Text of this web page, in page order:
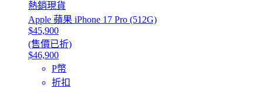
熱銷現貨
Apple 蘋果 iPhone 17 Pro (512G)
$45,900
(售價已折)
$46,900
P幣
折扣